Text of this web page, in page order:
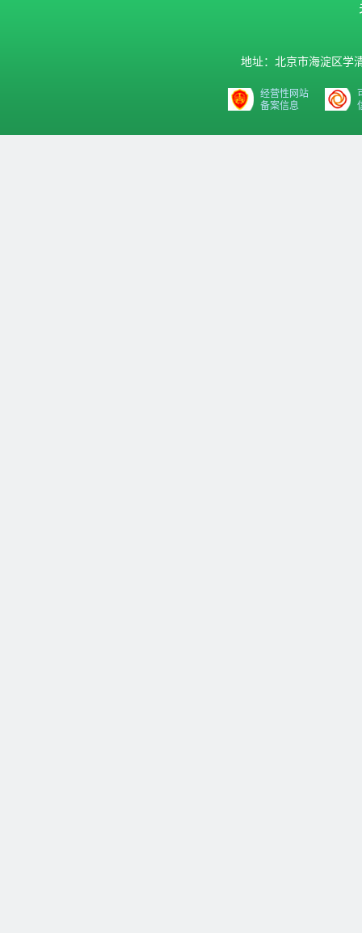
地址：北京市海淀区学
经营性网站
备案信息